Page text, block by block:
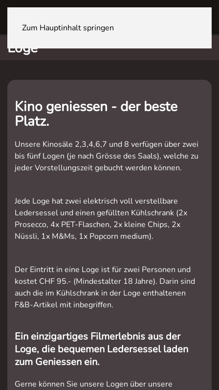
Zum Hauptinhalt springen
Loge
Kino geniessen - der beste
Platz.
Unsere Kinosäle 2,3,4,6,7 und 8 verfügen über zwei
bis fünf Logen (je nach Grösse des Saals), welche zu
jeder Vorstellungszeit gebucht werden können.
Jede Loge hat zwei elektrisch voll verstellbare
Ledersessel und einen gefüllten Kühlschrank (2x
Prosecco, 4x PET-Flaschen, 2x kleine Chips, 2x
Nüssli, 1x M&Ms, 1x Popcorn medium).
Der Eintritt in eine Loge ist für zwei Personen und
kostet CHF 95.- (Mindestalter 18 Jahre). Darin sind
auch die im Kühlschrank in der Loge enthaltenen
F&B-Artikel mit inbegriffen.
Ein einzigartiges Filmerlebnis aus der
Loge, die bequemen Ledersessel laden
zum Geniessen ein.
Gerne können Sie unsere Logen über unsere